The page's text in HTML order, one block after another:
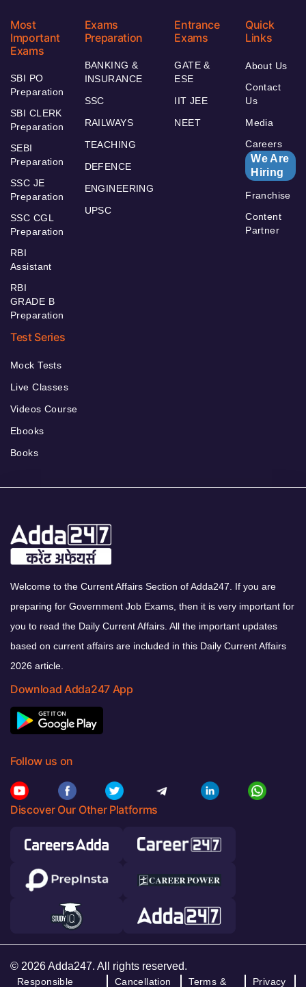
Most
Important
Exams
SBI PO
Preparation
SBI CLERK
Preparation
SEBI
Preparation
SSC JE
Preparation
SSC CGL
Preparation
RBI
Assistant
RBI
GRADE B
Preparation
Exams
Preparation
BANKING &
INSURANCE
SSC
RAILWAYS
TEACHING
DEFENCE
ENGINEERING
UPSC
Entrance
Exams
GATE &
ESE
IIT JEE
NEET
Quick
Links
About Us
Contact
Us
Media
Careers
We Are
Hiring
Franchise
Content
Partner
Test Series
Mock Tests
Live Classes
Videos Course
Ebooks
Books
Welcome to the Current Affairs Section of Adda247. If you are
preparing for Government Job Exams, then it is very important for
you to read the Daily Current Affairs. All the important updates
based on current affairs are included in this Daily Current Affairs
2026 article.
Download Adda247 App
Follow us on
Discover Our Other Platforms
© 2026 Adda247. All rights reserved.
Responsible Cancellation Terms & Privacy